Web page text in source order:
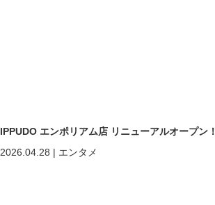
IPPUDO エンポリアム店 リニューアルオープン！
2026.04.28 | エンタメ